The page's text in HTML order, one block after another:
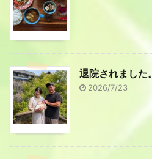
退院されました。
2026/7/23